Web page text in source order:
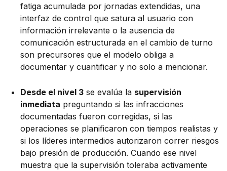
fatiga acumulada por jornadas extendidas, una
interfaz de control que satura al usuario con
información irrelevante o la ausencia de
comunicación estructurada en el cambio de turno
son precursores que el modelo obliga a
documentar y cuantificar y no solo a mencionar.
Desde el nivel 3 se evalúa la supervisión
inmediata preguntando si las infracciones
documentadas fueron corregidas, si las
operaciones se planificaron con tiempos realistas y
si los líderes intermedios autorizaron correr riesgos
bajo presión de producción. Cuando ese nivel
muestra que la supervisión toleraba activamente